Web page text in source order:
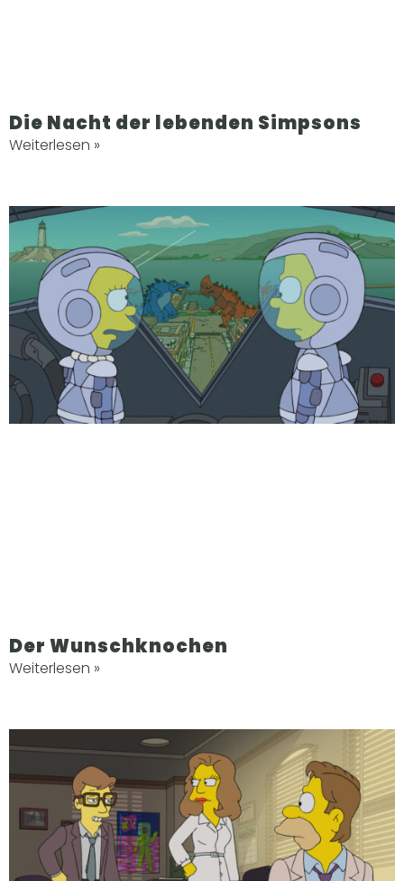
Die Nacht der lebenden Simpsons
Weiterlesen »
Der Wunschknochen
Weiterlesen »